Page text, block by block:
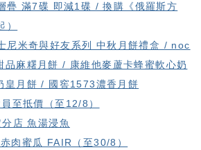
疊 滿7碟 即減1碟 / 換購《俄羅斯方
尼米奇與好友系列 中秋月餅禮盒 / noc
品麻糬月餅 / 康維他麥蘆卡蜂蜜軟心奶
皇月餅 / 國窖1573濃香月餅
至抵價（至12/8）
店 魚湯浸魚
肉蜜瓜 FAIR（至30/8）